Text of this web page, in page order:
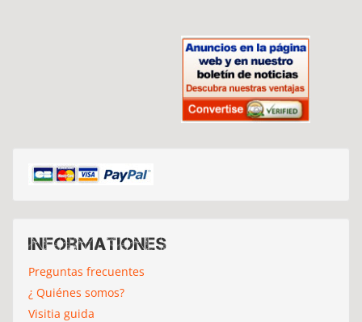
Informationes
Preguntas frecuentes
¿ Quiénes somos?
Visitia guida